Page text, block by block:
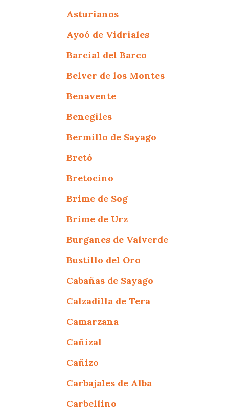
Asturianos
Ayoó de Vidriales
Barcial del Barco
Belver de los Montes
Benavente
Benegiles
Bermillo de Sayago
Bretó
Bretocino
Brime de Sog
Brime de Urz
Burganes de Valverde
Bustillo del Oro
Cabañas de Sayago
Calzadilla de Tera
Camarzana
Cañizal
Cañizo
Carbajales de Alba
Carbellino